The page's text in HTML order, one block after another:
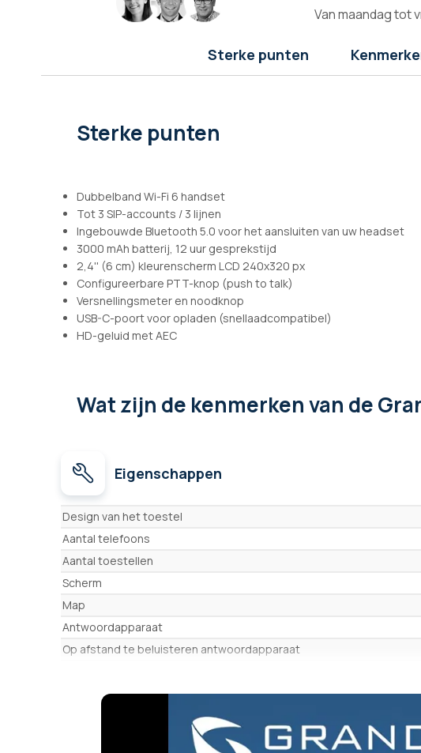
Van maandag tot
Sterke punten
Sterke punten
Dubbelband Wi-Fi 6 handset
Tot 3 SIP-accounts / 3 lijnen
Ingebouwde Bluetooth 5.0 voor het aansluiten van uw headset
3000 mAh batterij, 12 uur gesprekstijd
2,4'' (6 cm) kleurenscherm LCD 240x320 px
Configureerbare PTT-knop (push to talk)
Versnellingsmeter en noodknop
USB-C-poort voor opladen (snellaadcompatibel)
HD-geluid met AEC
Wat zijn de kenmerkenvan de
Eigenschappen
Eigenschappen
Design van het toestel
Aantal telefoons
Aantal toestellen
Scherm
Map
Antwoordapparaat
Op afstand te beluisteren antwoordapparaat
Trilfunctie
Weergave van het nummer en de naam.